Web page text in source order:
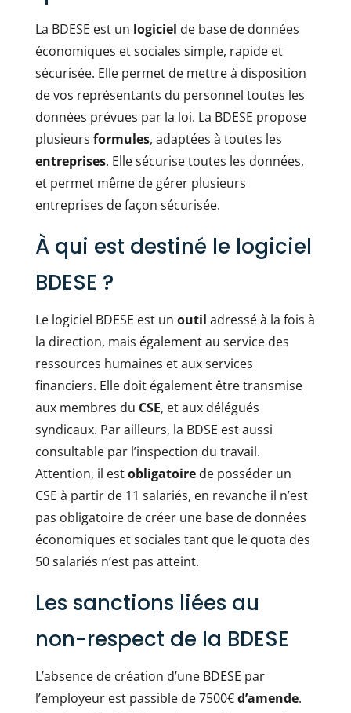
La BDESE est un logiciel de base de données
économiques et sociales simple, rapide et
sécurisée. Elle permet de mettre à disposition
de vos représentants du personnel toutes les
données prévues par la loi. La BDESE propose
plusieurs formules, adaptées à toutes les
entreprises. Elle sécurise toutes les données,
et permet même de gérer plusieurs
entreprises de façon sécurisée.
À qui est destiné le logiciel
BDESE ?
Le logiciel BDESE est un outil adressé à la fois à
la direction, mais également au service des
ressources humaines et aux services
financiers. Elle doit également être transmise
aux membres du CSE, et aux délégués
syndicaux. Par ailleurs, la BDSE est aussi
consultable par l’inspection du travail.
Attention, il estobligatoirede posséder un
CSE à partir de 11 salariés, en revanche il n’est
pas obligatoire de créer une base de données
économiques et sociales tant que le quota des
50 salariés n’est pas atteint.
Les sanctions liées au
non-respect de la BDESE
L’absence de création d’une BDESE par
l’employeur est passible de 7500€d’amende.